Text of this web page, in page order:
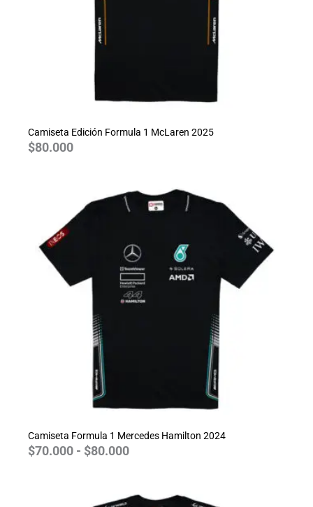
Camiseta Edición Formula 1 McLaren 2025
$80.000
Camiseta Formula 1 Mercedes Hamilton 2024
$70.000 - $80.000
de
precios:
hasta
$80.000